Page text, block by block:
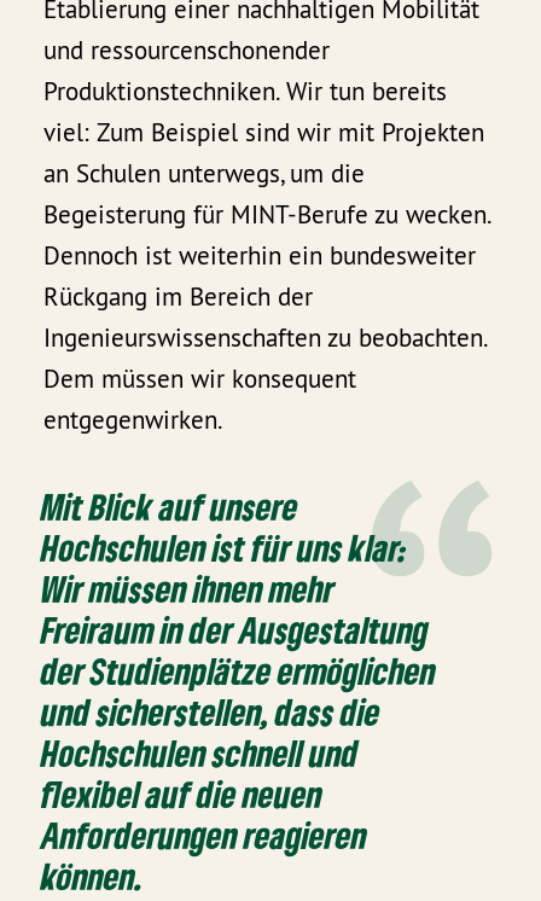
Etablierung einer nachhaltigen Mobilität
und ressourcenschonender
Produktionstechniken. Wir tun bereits
viel: Zum Beispiel sind wir mit Projekten
an Schulen unterwegs, um die
Begeisterung für MINT-Berufe zu wecken.
Dennoch ist weiterhin ein bundesweiter
Rückgang im Bereich der
Ingenieurswissenschaften zu beobachten.
Dem müssen wir konsequent
entgegenwirken.
Mit Blick auf unsere
Hochschulen ist für uns klar:
Wir müssen ihnen mehr
Freiraum in der Ausgestaltung
der Studienplätze ermöglichen
und sicherstellen, dass die
Hochschulen schnell und
flexibel auf die neuen
Anforderungen reagieren
können.